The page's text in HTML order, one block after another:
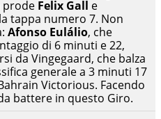
prode Felix Gall e
tappa numero 7. Non
Afonso Eulálio, che
di 6 minuti e 22,
da Vingegaard, che balza
generale a 3 minuti 17
Victorious. Facendo
battere in questo Giro.